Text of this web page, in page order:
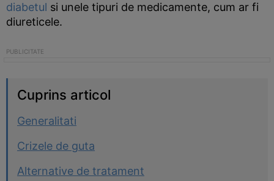
diabetul si unele tipuri de medicamente, cum ar fi
diureticele.
Cuprins articol
Generalitati
Crizele de guta
Alternative de tratament